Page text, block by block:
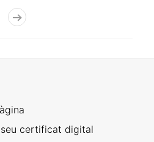
certificat digital